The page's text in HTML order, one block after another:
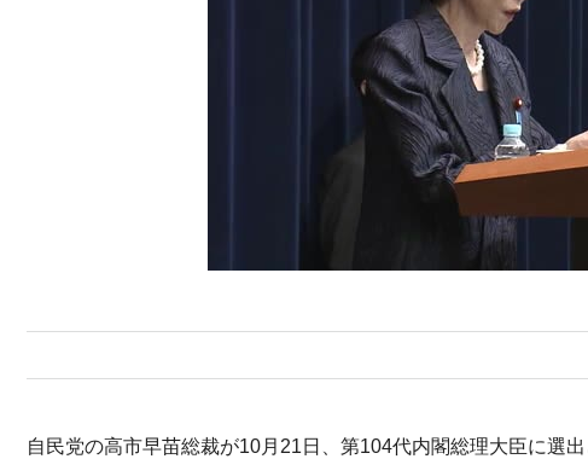
自民党の高市早苗総裁が10月21日、第104代内閣総理大臣に選